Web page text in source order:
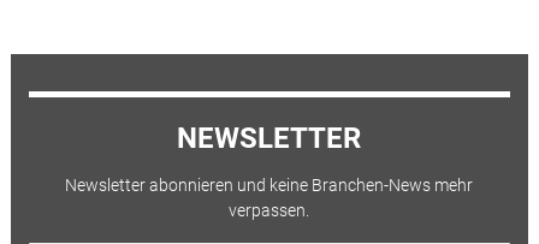
NEWSLETTER
Newsletter abonnieren und keine Branchen-News mehr
verpassen.